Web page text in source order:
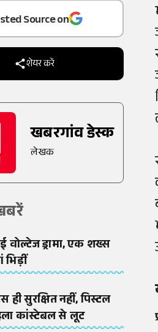
Source on
शेयर करें
खबरगांव डेस्क
लेखक
वोल्टेज ड्रामा, एक शख्स
भिड़ीं
ही सुरक्षित नहीं, पिस्टल
कांस्टेबल से लूट